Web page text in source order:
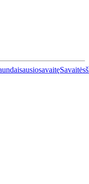
sausiosavaitęSavaitės